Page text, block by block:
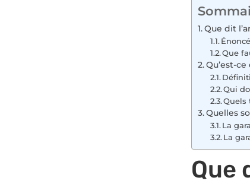
Que dit
Que
Qu’est-
Qui
Quels
Quelles
La
La
Que